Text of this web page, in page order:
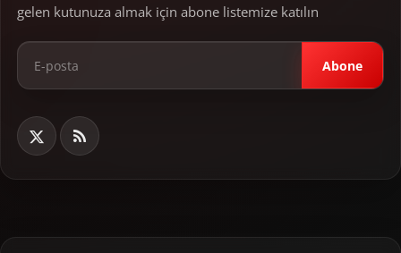
gelen kutunuza almak için abone listemize katılın
Abone